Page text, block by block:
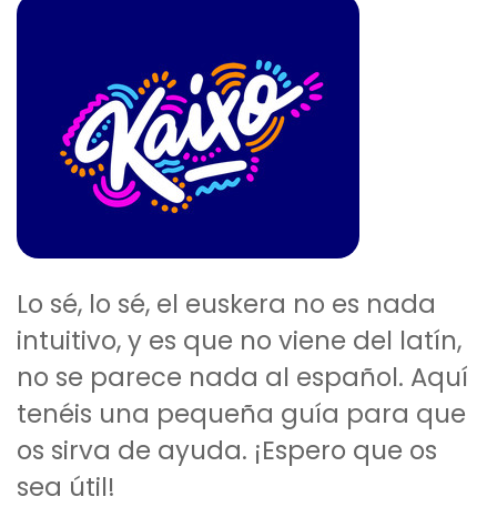
Lo sé, lo sé, el euskera no es nada
intuitivo, y es que no viene del latín,
no se parece nada al español. Aquí
tenéis una pequeña guía para que
os sirva de ayuda. ¡Espero que os
sea útil!